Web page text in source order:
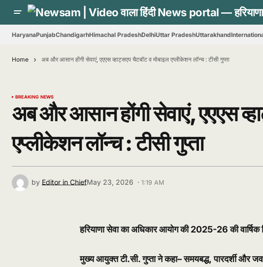
HaryanaPunjabChandigarhHimachal PradeshDelhiUttar PradeshUttarakhand
Home अब और आसान होंगी सेवाएं, एएएस व्हाट्सएप चैटबॉट व मोबाइल एप्लीकेशन लॉन्च : टीसी गुप्ता
BREAKING NEWS
अब और आसान होंगी सेवाएं, एएएस
एप्लीकेशन लॉन्च : टीसी गुप्ता
by Editor in ChiefMay 23, 2026 · 1:19 AM
हरियाणा सेवा का अधिकार आयोग की 2025-26 की वार्षिक
मुख्य आयुक्त टी.सी. गुप्ता ने कहा– समयबद्ध, पारदर्शी और